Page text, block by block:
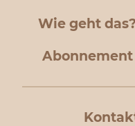
Wie geht das?
Abonnement